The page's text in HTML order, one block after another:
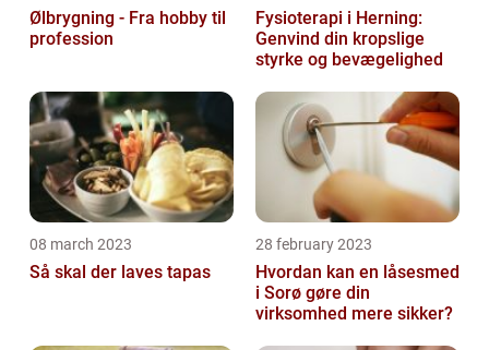
Ølbrygning - Fra hobby til
profession
Fysioterapi i Herning:
Genvind din kropslige
styrke og bevægelighed
08 march 2023
Så skal der laves tapas
28 february 2023
Hvordan kan en låsesmed
i Sorø gøre din
virksomhed mere sikker?